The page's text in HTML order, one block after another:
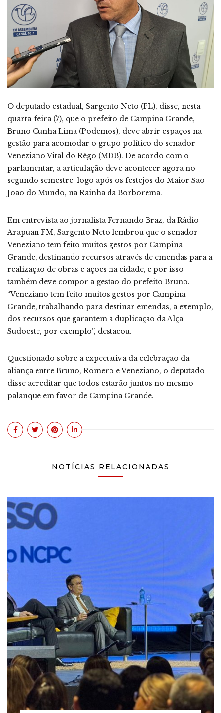
O deputado estadual, Sargento Neto (PL), disse, nesta
quarta-feira (7), que o prefeito de Campina Grande,
Bruno Cunha Lima (Podemos), deve abrir espaços na
gestão para acomodar o grupo político do senador
Veneziano Vital do Rêgo (MDB). De acordo com o
parlamentar, a articulação deve acontecer agora no
segundo semestre, logo após os festejos do Maior São
João do Mundo, na Rainha da Borborema.
Em entrevista ao jornalista Fernando Braz, da Rádio
Arapuan FM, Sargento Neto lembrou que o senador
Veneziano tem feito muitos gestos por Campina
Grande, destinando recursos através de emendas para a
realização de obras e ações na cidade, e por isso
também deve compor a gestão do prefeito Bruno.
“Veneziano tem feito muitos gestos por Campina
Grande, trabalhando para destinar emendas, a exemplo,
dos recursos que garantem a duplicação da Alça
Sudoeste, por exemplo”, destacou.
Questionado sobre a expectativa da celebração da
aliança entre Bruno, Romero e Veneziano, o deputado
disse acreditar que todos estarão juntos no mesmo
palanque em favor de Campina Grande.
NOTÍCIAS RELACIONADAS